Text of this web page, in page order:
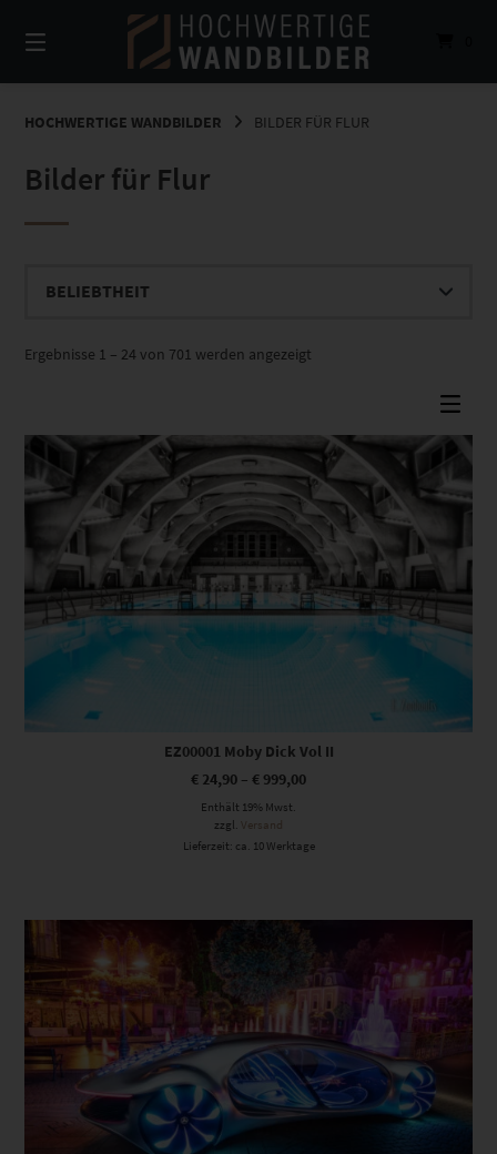
zum
Inhalt
HOCHWERTIGE WANDBILDER BILDER FÜR FLUR
Bilder für Flur
Ergebnisse 1 – 24 von 701 werden angezeigt
EZ00001 Moby Dick Vol II
€ 24,90 – € 999,00
Enthält 19% Mwst.
zzgl. Versand
Lieferzeit: ca. 10 Werktage